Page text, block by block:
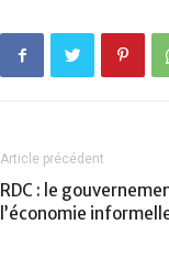
Article précédent
RDC : le
l’économie